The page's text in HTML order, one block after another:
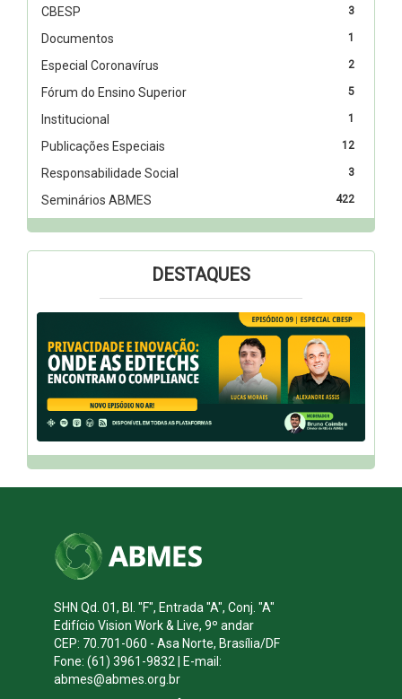
3
CBESP
1
Documentos
2
Especial Coronavírus
5
Fórum do Ensino Superior
1
Institucional
12
Publicações Especiais
3
Responsabilidade Social
422
Seminários ABMES
DESTAQUES
SHN Qd. 01, Bl. "F", Entrada "A", Conj. "A"
Edifício Vision Work & Live, 9º andar
CEP: 70.701-060 - Asa Norte, Brasília/DF
Fone: (61) 3961-9832 | E-mail:
abmes@abmes.org.br